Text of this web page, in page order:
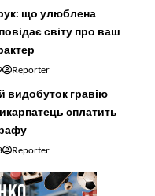
що улюблена
світу про ваш
Reporter
видобуток гравію
сплатить
Reporter